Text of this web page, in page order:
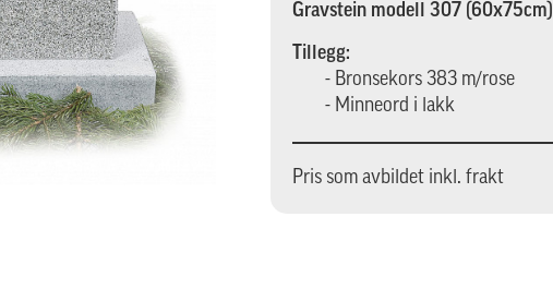
Gravstein modell 307 (60x75cm)
Tillegg:
- Bronsekors 383 m/rose
- Minneord i lakk
Pris som avbildet inkl. frakt